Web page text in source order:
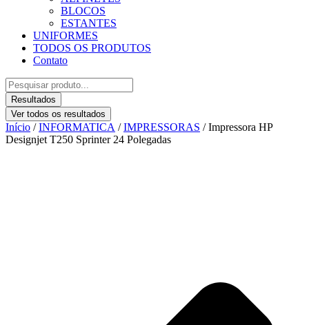
BLOCOS
ESTANTES
UNIFORMES
TODOS OS PRODUTOS
Contato
Pesquisar
...Resultados
Ver todos os resultados
Início /INFORMATICA /IMPRESSORAS / Impressora HP
Designjet T250 Sprinter 24 Polegadas